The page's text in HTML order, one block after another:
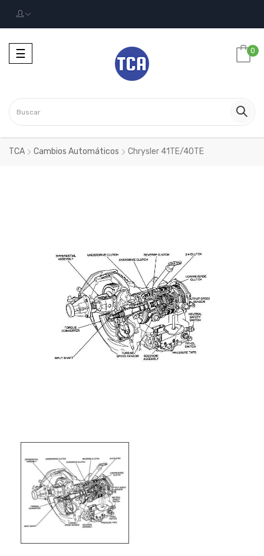
Navegación
Toggle
☰ 0
TCA Cambios Automáticos Chrysler 41TE/40TE